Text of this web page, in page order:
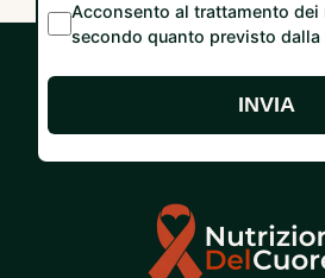
Acconsento al trattamento dei
secondo quanto previsto dalla
INVIA